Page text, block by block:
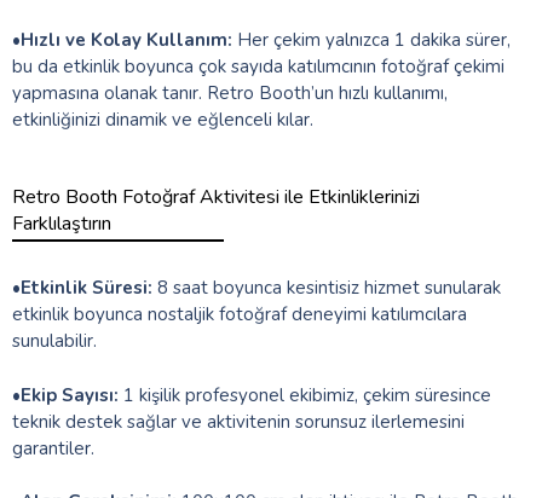
•Hızlı ve Kolay Kullanım: Her çekim yalnızca 1 dakika sürer,
bu da etkinlik boyunca çok sayıda katılımcının fotoğraf çekimi
yapmasına olanak tanır. Retro Booth’un hızlı kullanımı,
etkinliğinizi dinamik ve eğlenceli kılar.
Retro Booth Fotoğraf Aktivitesi ile Etkinliklerinizi
Farklılaştırın
•Etkinlik Süresi: 8 saat boyunca kesintisiz hizmet sunularak
etkinlik boyunca nostaljik fotoğraf deneyimi katılımcılara
sunulabilir.
•Ekip Sayısı: 1 kişilik profesyonel ekibimiz, çekim süresince
teknik destek sağlar ve aktivitenin sorunsuz ilerlemesini
garantiler.